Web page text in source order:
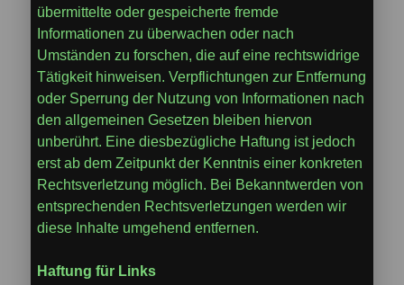
übermittelte oder gespeicherte fremde
Informationen zu überwachen oder nach
Umständen zu forschen, die auf eine rechtswidrige
Tätigkeit hinweisen. Verpflichtungen zur Entfernung
oder Sperrung der Nutzung von Informationen nach
den allgemeinen Gesetzen bleiben hiervon
unberührt. Eine diesbezügliche Haftung ist jedoch
erst ab dem Zeitpunkt der Kenntnis einer konkreten
Rechtsverletzung möglich. Bei Bekanntwerden von
entsprechenden Rechtsverletzungen werden wir
diese Inhalte umgehend entfernen.
Haftung für Links